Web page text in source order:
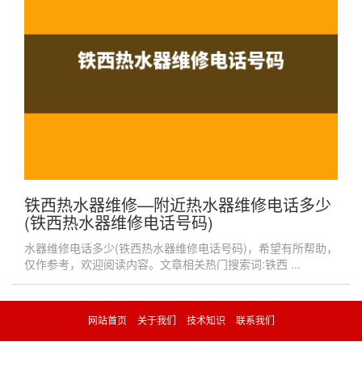
铁西热水器维修—附近热水器维修电话多少
(铁西热水器维修电话号码)
水器维修电话多少(铁西热水器维修电话号码)，希望有所帮助，
仅作参考，欢迎阅读内容。文章相关热门搜索词:铁西 ...
网站首页 关于我们 技术知识 联系我们